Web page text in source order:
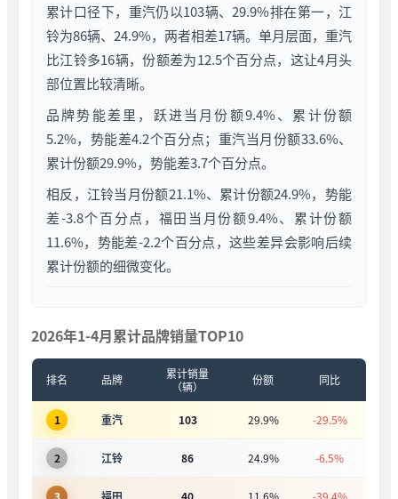
累计口径下，重汽仍以103辆、29.9%排在第一，江
铃为86辆、24.9%，两者相差17辆。单月层面，重汽
比江铃多16辆，份额差为12.5个百分点，这让4月头
部位置比较清晰。
品牌势能差里，跃进当月份额9.4%、累计份额
5.2%，势能差4.2个百分点；重汽当月份额33.6%、
累计份额29.9%，势能差3.7个百分点。
相反，江铃当月份额21.1%、累计份额24.9%，势能
差-3.8个百分点，福田当月份额9.4%、累计份额
11.6%，势能差-2.2个百分点，这些差异会影响后续
累计份额的细微变化。
2026年1-4月累计品牌销量TOP10
排名 品牌
累计销量
（辆）
份额 同比
1 重汽 103 29.9% -29.5%
2 江铃 86 24.9% -6.5%
3 福田 40 11.6% -39.4%